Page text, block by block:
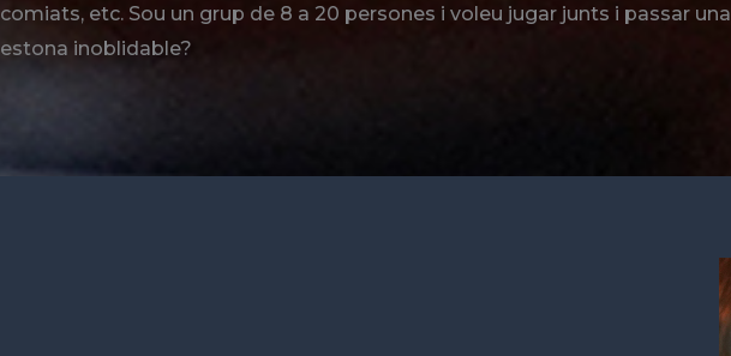
comiats, etc. Sou un grup de 8 a 20 persones i voleu jugar junts i passar una
estona inoblidable?